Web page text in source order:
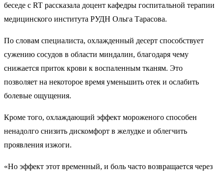
беседе с RT рассказала доцент кафедры госпитальной терапии
медицинского института РУДН Ольга Тарасова.
По словам специалиста, охлажденный десерт способствует
сужению сосудов в области миндалин, благодаря чему
снижается приток крови к воспаленным тканям. Это
позволяет на некоторое время уменьшить отек и ослабить
болевые ощущения.
Кроме того, охлаждающий эффект мороженого способен
ненадолго снизить дискомфорт в желудке и облегчить
проявления изжоги.
«Но эффект этот временный, и боль часто возвращается через